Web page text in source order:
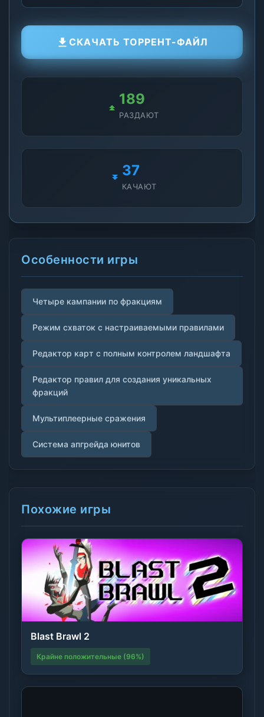
СКАЧАТЬ ТОРРЕНТ-ФАЙЛ
189
РАЗДАЮТ
37
КАЧАЮТ
Особенности игры
Четыре кампании по фракциям
Режим схваток с настраиваемыми правилами
Редактор карт с полным контролем ландшафта
Редактор правил для создания уникальных
фракций
Мультиплеерные сражения
Система апгрейда юнитов
Похожие игры
Blast Brawl 2
Крайне положительные (96%)